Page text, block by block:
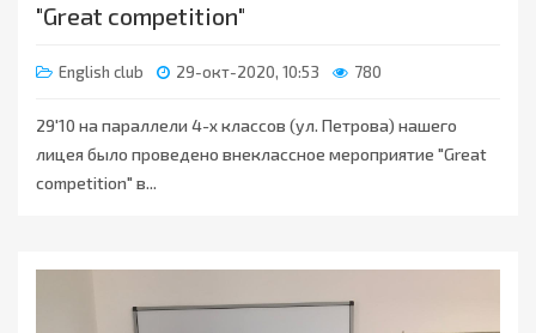
"Great competition"
English club 29-окт-2020, 10:53 780
29'10 на параллели 4-х классов (ул. Петрова) нашего
лицея было проведено внеклассное мероприятие "Great
competition" в...